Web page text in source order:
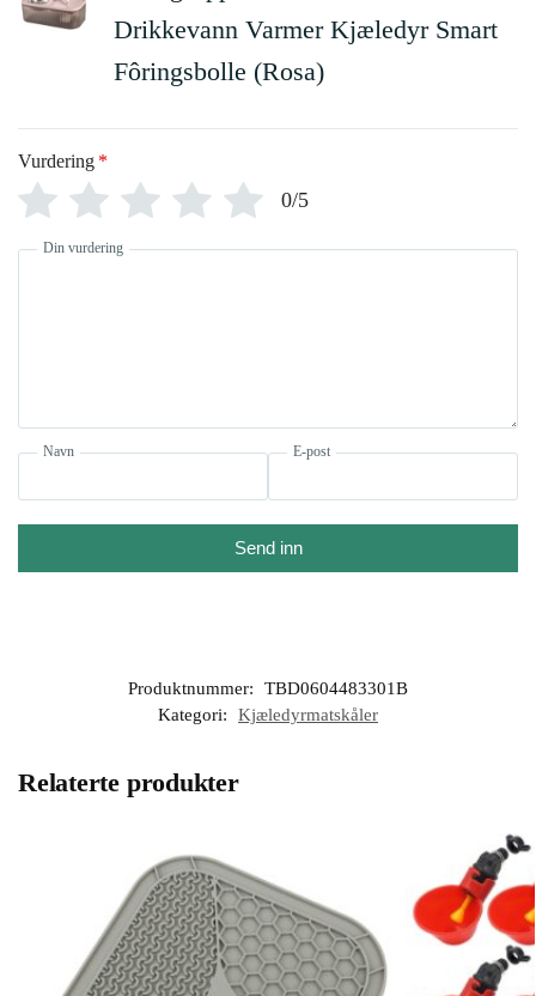
Drikkevann Varmer Kjæledyr Smart
Fôringsbolle (Rosa)
Vurdering *
0/5
Din vurdering
Navn E-post
Send inn
Produktnummer:
TBD0604483301B
Kategori:
Kjæledyrmatskåler
Relaterte produkter